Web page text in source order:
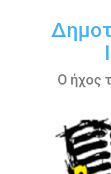
περιεχόμενο
Ο ήχος